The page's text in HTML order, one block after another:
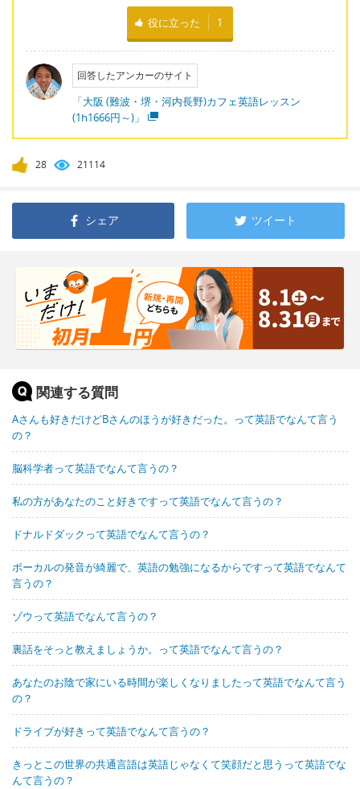
役に立った 1
回答したアンカーのサイト
「大阪 (難波・堺・河内長野)カフェ英語レッスン
(1h1666円～)」
28 21114
シェア ツイート
関連する質問
Aさんも好きだけどBさんのほうが好きだった。って英語でなんて言う
の？
脳科学者って英語でなんて言うの？
私の方があなたのこと好きですって英語でなんて言うの？
ドナルドダックって英語でなんて言うの？
ボーカルの発音が綺麗で、英語の勉強になるからですって英語でなんて
言うの？
ゾウって英語でなんて言うの？
裏話をそっと教えましょうか。って英語でなんて言うの？
あなたのお陰で家にいる時間が楽しくなりましたって英語でなんて言う
の？
ドライブが好きって英語でなんて言うの？
きっとこの世界の共通言語は英語じゃなくて笑顔だと思うって英語でな
んて言うの？